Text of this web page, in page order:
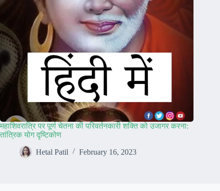
महाशिवरात्रि पर पूर्ण चेतना की परिवर्तनकारी शक्ति को उजागर करना:
तांत्रिक योग दृष्टिकोण
Hetal Patil February 16, 2023